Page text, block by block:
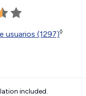
usuarios (1297)◊
included.